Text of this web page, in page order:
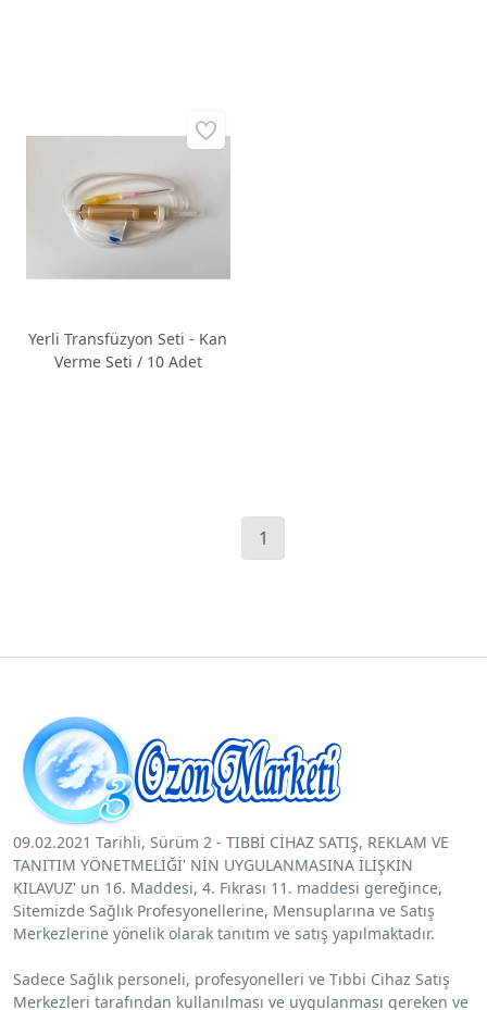
Yerli Transfüzyon Seti - Kan
Verme Seti / 10 Adet
1
09.02.2021 Tarihli, Sürüm 2 - TIBBİ CİHAZ SATIŞ, REKLAM VE
TANITIM YÖNETMELİĞİ' NİN UYGULANMASINA İLİŞKİN
KILAVUZ' un 16. Maddesi, 4. Fıkrası 11. maddesi gereğince,
Sitemizde Sağlık Profesyonellerine, Mensuplarına ve Satış
Merkezlerine yönelik olarak tanıtım ve satış yapılmaktadır.
Sadece Sağlık personeli, profesyonelleri ve Tıbbi Cihaz Satış
Merkezleri tarafından kullanılması ve uygulanması gereken ve